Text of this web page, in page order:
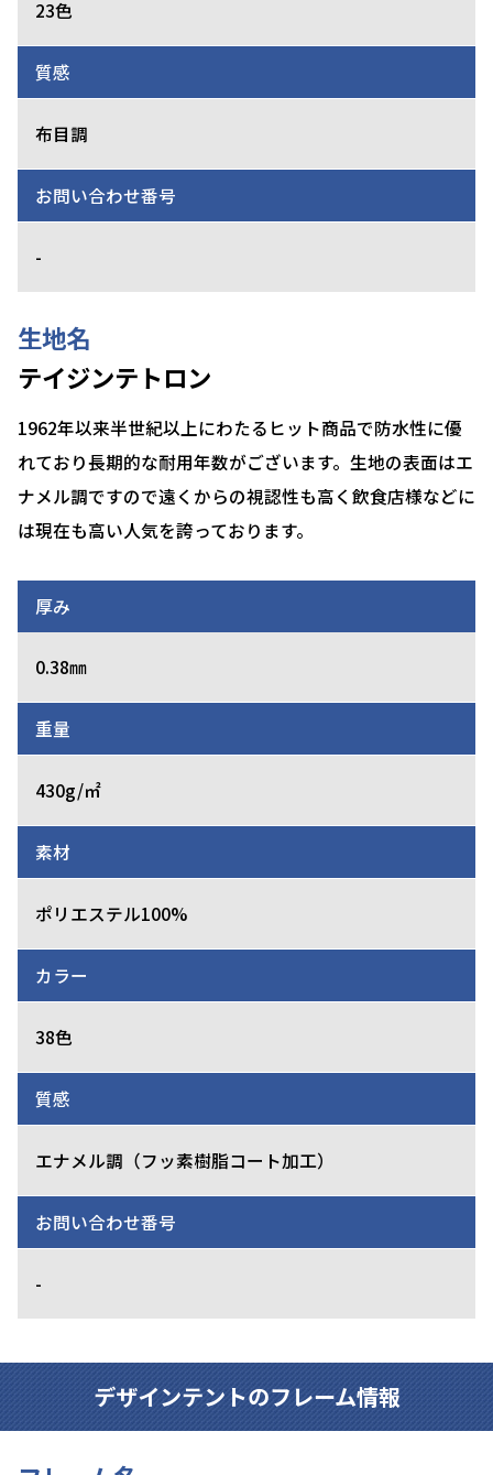
23色
質感
布目調
お問い合わせ番号
-
生地名
テイジンテトロン
1962年以来半世紀以上にわたるヒット商品で防水性に優
れており長期的な耐用年数がございます。生地の表面はエ
ナメル調ですので遠くからの視認性も高く飲食店様などに
は現在も高い人気を誇っております。
厚み
0.38㎜
重量
430g/㎡
素材
ポリエステル100%
カラー
38色
質感
エナメル調（フッ素樹脂コート加工）
お問い合わせ番号
-
デザインテントのフレーム情報